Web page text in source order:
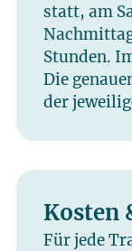
statt, am
Stunden.
Die
der
Kosten
Für jede